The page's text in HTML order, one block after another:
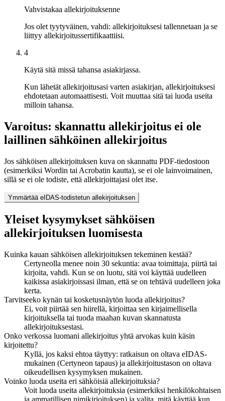
Vahvistakaa allekirjoituksenne
Jos olet tyytyväinen, vahdi: allekirjoituksesi tallennetaan ja se
liittyy allekirjoitussertifikaattiisi.
4
Käytä sitä missä tahansa asiakirjassa.
Kun lähetät allekirjoitusasi varten asiakirjan, allekirjoituksesi
ehdotetaan automaattisesti. Voit muuttaa sitä tai luoda useita
milloin tahansa.
Varoitus: skannattu allekirjoitus ei ole
laillinen sähköinen allekirjoitus
Jos sähköisen allekirjoituksen kuva on skannattu PDF-tiedostoon
(esimerkiksi Wordin tai Acrobatin kautta), se ei ole lainvoimainen,
sillä se ei ole todiste, että allekirjoittajasi olet itse.
Ymmärtää eIDAS-todistetun allekirjoituksen
Yleiset kysymykset sähköisen
allekirjoituksen luomisesta
Kuinka kauan sähköisen allekirjoituksen tekeminen kestää?
Certyneolla menee noin 30 sekuntia: avaa toimittaja, piirtä tai
kirjoita, vahdi. Kun se on luotu, sitä voi käyttää uudelleen
kaikissa asiakirjoissasi ilman, että se on tehtävä uudelleen joka
kerta.
Tarvitseeko kynän tai kosketusnäytön luoda allekirjoitus?
Ei, voit piirtää sen hiirellä, kirjoittaa sen kirjaimellisella
kirjoituksella tai tuoda maahan kuvan skannatusta
allekirjoituksestasi.
Onko verkossa luomani allekirjoitus yhtä arvokas kuin käsin
kirjoitettu?
Kyllä, jos kaksi ehtoa täyttyy: ratkaisun on oltava eIDAS-
mukainen (Certyneon tapaus) ja allekirjoitustason on oltava
oikeudellisen kysymyksen mukainen.
Voinko luoda useita eri sähköisiä allekirjoituksia?
Voit luoda useita allekirjoituksia (esimerkiksi henkilökohtaisen
ja ammatillisen nimikirjoituksen) ja valita, mitä käyttää kun